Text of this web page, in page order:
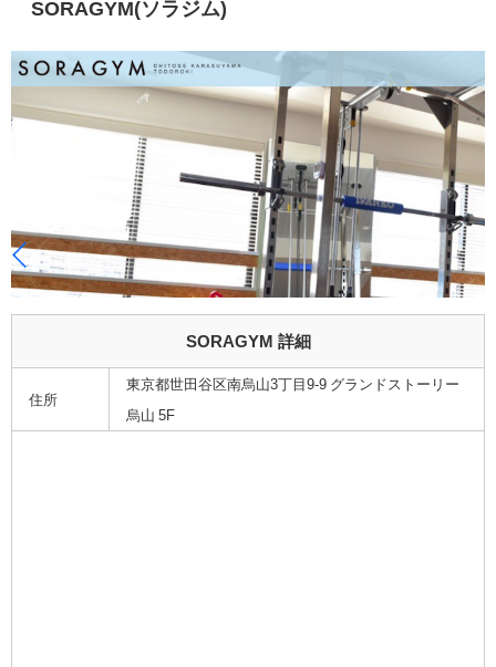
SORAGYM(ソラジム)
SORAGYM 詳細
住所
東京都世田谷区南烏山3丁目9-9 グランドストーリー
烏山 5F